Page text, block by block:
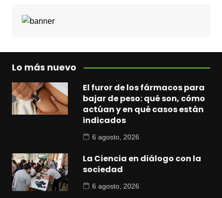
Lo más nuevo
El furor de los fármacos para
bajar de peso: qué son, cómo
actúan y en qué casos están
indicados
6 agosto, 2026
La Ciencia en diálogo con la
sociedad
6 agosto, 2026